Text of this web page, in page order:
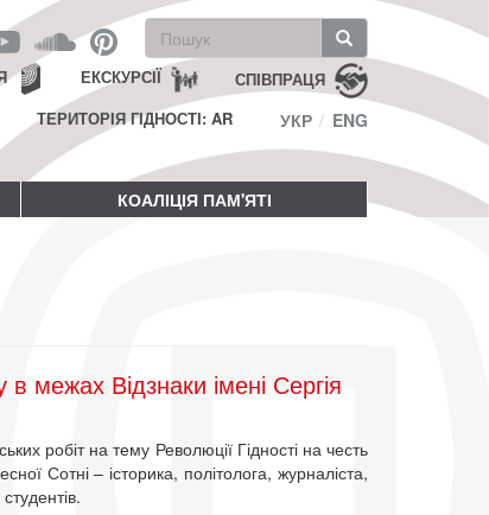
Пошукова
форма
Пошук СПІВПРАЦЯ
ЕКСКУРСІЇ
ТЕРИТОРІЯ ГІДНОСТІ: AR
УКР ENG
КОАЛІЦІЯ ПАМ'ЯТІ
межах Відзнаки імені Сергія
робіт на тему Революції Гідності на честь
Сотні – історика, політолога, журналіста,